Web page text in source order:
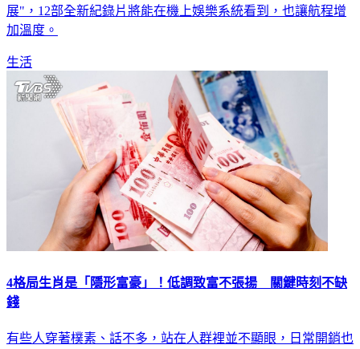
展"，12部全新紀錄片將能在機上娛樂系統看到，也讓航程增
加溫度。
生活
4格局生肖是「隱形富豪」！低調致富不張揚 關鍵時刻不缺
錢
有些人穿著樸素、話不多，站在人群裡並不顯眼，日常開銷也